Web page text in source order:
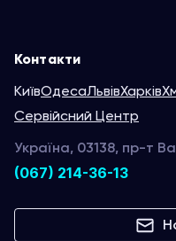
Контакти
КиївОдесаЛьвівХарків
Сервійсний Центр
Україна, 03138, пр-т
(067) 214-36-13